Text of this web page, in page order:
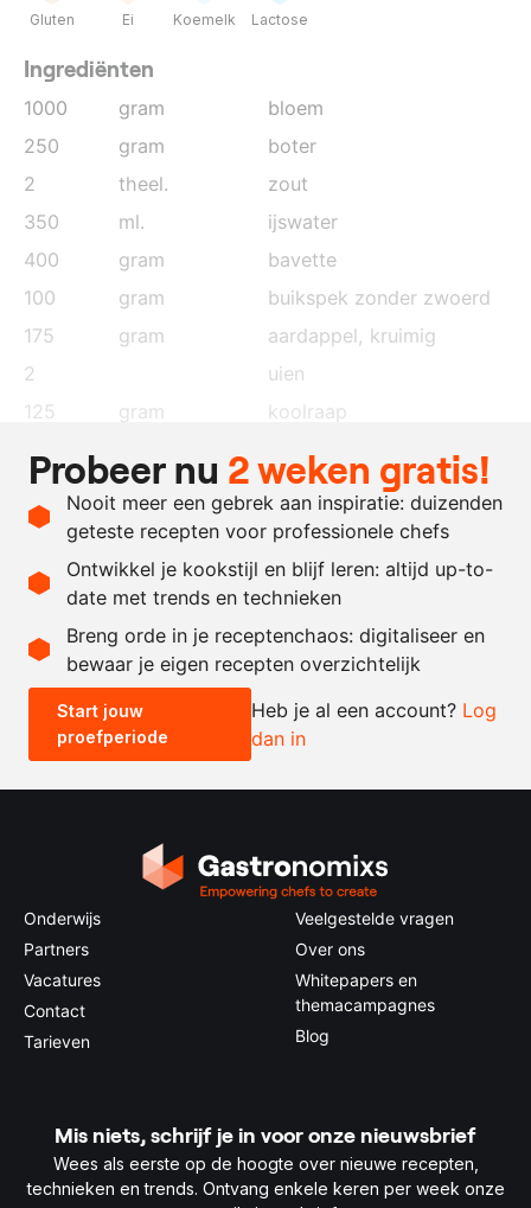
Gluten Ei Koemelk Lactose
Ingrediënten
1000 gram
bloem
250
gram
boter
2
theel.
zout
350
ml.
ijswater
400
gram
bavette
100
gram
buikspek zonder zwoerd
175
gram
aardappel, kruimig
2
uien
125
gram
koolraap
behoefte
1
eidooier
Recept omrekenen
- +
0.5x 1x 2x
Probeer nu 2 weken gratis!
Nooit meer een gebrek aan inspiratie: duizenden
geteste recepten voor professionele chefs
Ontwikkel je kookstijl en blijf leren: altijd up-to-
date met trends en technieken
Breng orde in je receptenchaos: digitaliseer en
bewaar je eigen recepten overzichtelijk
Start jouw
proefperiode
Heb je al een account? Log
dan in
Onderwijs
Partners
Vacatures
Contact
Tarieven
Veelgestelde vragen
Over ons
Whitepapers en
themacampagnes
Blog
Mis niets, schrijf je in voor onze nieuwsbrief
Wees als eerste op de hoogte over nieuwe recepten,
technieken en trends. Ontvang enkele keren per week onze